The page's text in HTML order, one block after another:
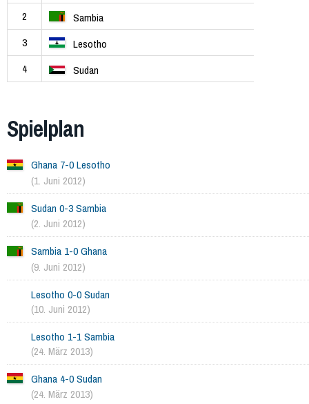
2
Sambia
3
Lesotho
4
Sudan
Spielplan
Ghana 7-0 Lesotho
(1. Juni 2012)
Sudan 0-3 Sambia
(2. Juni 2012)
Sambia 1-0 Ghana
(9. Juni 2012)
Lesotho 0-0 Sudan
(10. Juni 2012)
Lesotho 1-1 Sambia
(24. März 2013)
Ghana 4-0 Sudan
(24. März 2013)